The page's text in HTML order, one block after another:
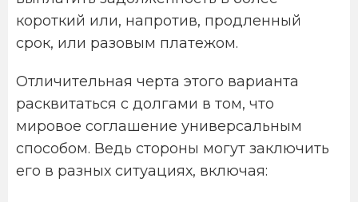
короткий или, напротив, продленный
срок, или разовым платежом.
Отличительная черта этого варианта
расквитаться с долгами в том, что
мировое соглашение универсальным
способом. Ведь стороны могут заключить
его в разных ситуациях, включая: